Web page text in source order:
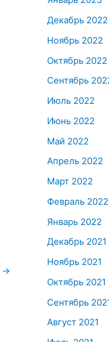
→
Декабрь 2022
Ноябрь 2022
Октябрь 2022
Сентябрь
Июль 2022
Июнь 2022
Май 2022
Апрель 2022
Март 2022
Февраль 2022
Январь 2022
Декабрь 2021
Ноябрь 2021
Октябрь 2021
Сентябрь
Август 2021